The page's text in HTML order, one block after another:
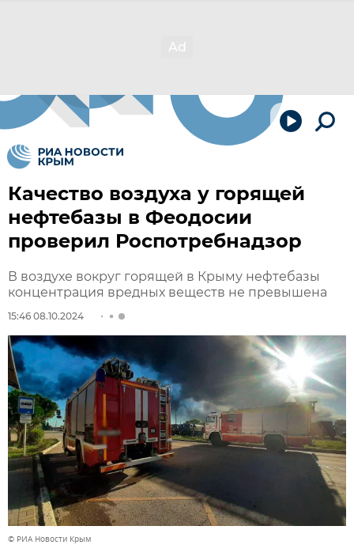
Качество воздуха у горящей
нефтебазы в Феодосии
проверил Роспотребнадзор
В воздухе вокруг горящей в Крыму нефтебазы
концентрация вредных веществ не превышена
15:46 08.10.2024
© РИА Новости Крым